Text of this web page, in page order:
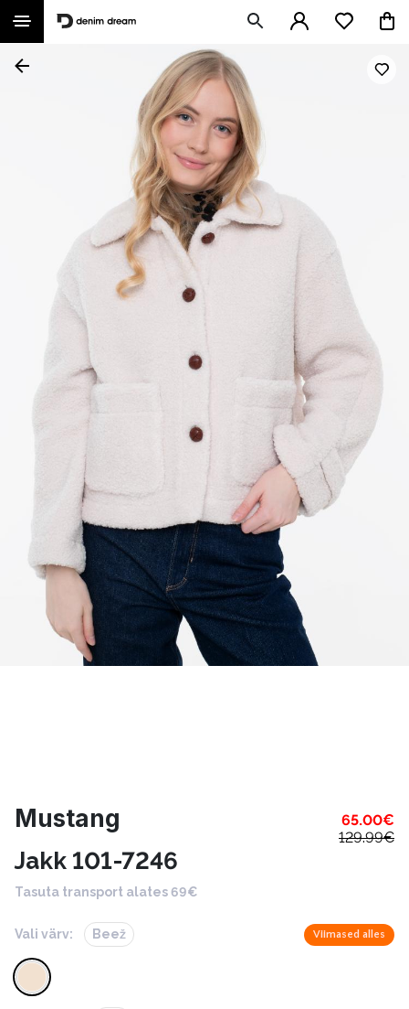
Mustang 65.00€
129.99€
Jakk 101-7246
Tasuta transport alates 69€
Vali värv: Beež Viimased alles